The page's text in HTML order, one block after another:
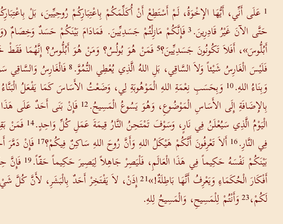
1 عَلَى أَنِّي، أَيُّهَا الإِخْوَةُ، لَمْ أَسْتَطِعْ أَنْ أُكَلِّمَكُمْ بِاعْتِبَارِكُمْ رُوحِيِّينَ، بَلْ
حَتَّى الآنَ غَيْرُ قَادِرِينَ.3فَإِنَّكُمْ مَازِلْتُمْ جَسَدِيِّينَ. فَمَادَامَ بَيْنَكُمْ حَسَدٌ وَخِصَامٌ
أَبُلُّوسَ»، أَفَلاَ تَكُونُونَ جَسَدِيِّينَ؟5 فَمَنْ هُوَ بُولُسُ؟ وَمَنْ هُوَ أَبُلُّوسُ؟ إِنَّهُمَا فَقَطْ
فَلَيْسَ الْغَارِسُ شَيْئاً وَلاَ السَّاقِي، بَلِ اللهُ الَّذِي يُعْطِي النُّمُوَّ.8فَالْغَارِسُ وَالسَّاقِي
وَبِنَاءُ اللهِ.10 وَبِحَسَبِ نِعْمَةِ اللهِ الْمَوْهُوبَةِ لِي، وَضَعْتُ الأَسَاسَ كَمَا يَفْعَلُ
بِالإِضَافَةِ إِلَى الأَسَاسِ الْمَوْضُوعِ، وَهُوَ يَسُوعُ الْمَسِيحُ.12 فَإِنْ بَنَى أَحَدٌ عَلَى
الْيَوْمُ الَّذِي سَيُعْلَنُ فِي نَارٍ، وَسَوْفَ تَمْتَحِنُ النَّارُ قِيمَةَ عَمَلِ كُلِّ وَاحِدٍ.14 فَمَنْ
فِي النَّارِ.16 أَلاَ تَعْرِفُونَ أَنَّكُمْ هَيْكَلُ اللهِ وَأَنَّ رُوحَ اللهِ سَاكِنٌ فِيكُمْ؟17 فَإِنْ دَمَّرَ
بَيْنَكُمْ نَفْسَهُ حَكِيماً فِي هَذَا الْعَالَمِ، فَلْيَصِرْ جَاهِلاً لِيَصِيرَ حَكِيماً حَقّاً.19 فَإِنَّ
أَفْكَارَ الْحُكَمَاءِ وَيَعْرِفُ أَنَّهَا بَاطِلَةٌ!»21إِذَنْ، لاَ يَفْتَخِرْ أَحَدٌ بِالْبَشَرِ، لأَنَّ كُلَّ
لَكُمْ،23وَأَنْتُمْ لِلْمَسِيحِ، وَالْمَسِيحُ لِلهِ.